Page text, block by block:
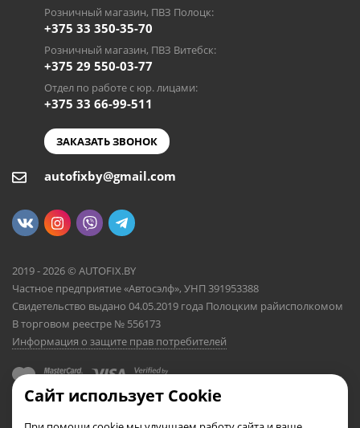
Розничный магазин, ПВЗ Полоцк:
+375 33 350-35-70
Розничный магазин, ПВЗ Витебск:
+375 29 550-03-77
Отдел по работе с юр. лицами:
+375 33 66-99-511
ЗАКАЗАТЬ ЗВОНОК
autofixby@gmail.com
2019 - 2026 © AUTOFIX.BY
Частное предприятие «Автосэлф», УНП 391953388
Свидетельство выдано 04.05.2019 года Полоцким райисполкомом
В торговом реестре № 556173
Информация о защите прав потребителей
Сайт использует Cookie